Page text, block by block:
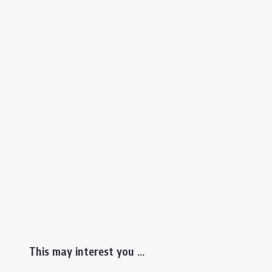
This may interest you ...